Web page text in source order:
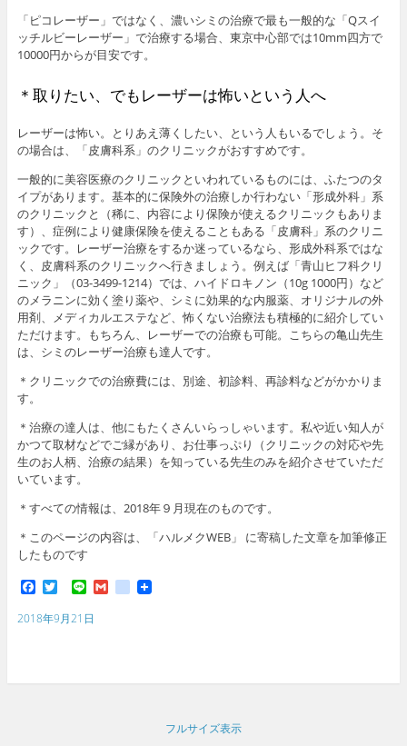
「ピコレーザー」ではなく、濃いシミの治療で最も一般的な「Qスイ
ッチルビーレーザー」で治療する場合、東京中心部では10mm四方で
10000円からが目安です。
＊取りたい、でもレーザーは怖いという人へ
レーザーは怖い。とりあえ薄くしたい、という人もいるでしょう。そ
の場合は、「皮膚科系」のクリニックがおすすめです。
一般的に美容医療のクリニックといわれているものには、ふたつのタ
イプがあります。基本的に保険外の治療しか行わない「形成外科」系
のクリニックと（稀に、内容により保険が使えるクリニックもありま
す）、症例により健康保険を使えることもある「皮膚科」系のクリニ
ックです。レーザー治療をするか迷っているなら、形成外科系ではな
く、皮膚科系のクリニックへ行きましょう。例えば「青山ヒフ科クリ
ニック」（03-3499-1214）では、ハイドロキノン（10g 1000円）など
のメラニンに効く塗り薬や、シミに効果的な内服薬、オリジナルの外
用剤、メディカルエステなど、怖くない治療法も積極的に紹介してい
ただけます。もちろん、レーザーでの治療も可能。こちらの亀山先生
は、シミのレーザー治療も達人です。
＊クリニックでの治療費には、別途、初診料、再診料などがかかりま
す。
＊治療の達人は、他にもたくさんいらっしゃいます。私や近い知人が
かつて取材などでご縁があり、お仕事っぷり（クリニックの対応や先
生のお人柄、治療の結果）を知っている先生のみを紹介させていただ
いています。
＊すべての情報は、2018年９月現在のものです。
＊このページの内容は、「ハルメクWEB」 に寄稿した文章を加筆修正
したものです
F
c
k
T
i
t
L
n
e
G g
b
2018年9月21日
フルサイズ表示